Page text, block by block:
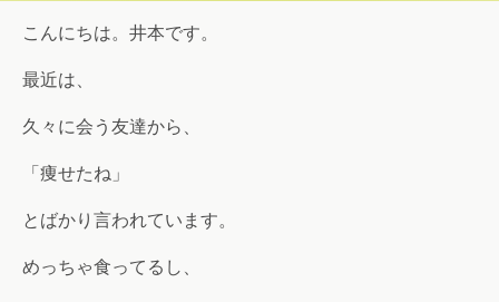
こんにちは。井本です。
最近は、
久々に会う友達から、
「痩せたね」
とばかり言われています。
めっちゃ食ってるし、